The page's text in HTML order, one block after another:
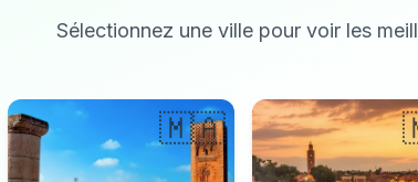
Sélectionnez une ville pour voir les
🇲🇦